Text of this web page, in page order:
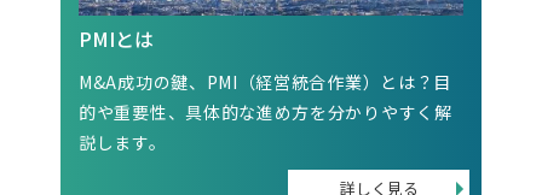
PMIとは
M&A成功の鍵、PMI（経営統合作業）とは？目
的や重要性、具体的な進め方を分かりやすく解
説します。